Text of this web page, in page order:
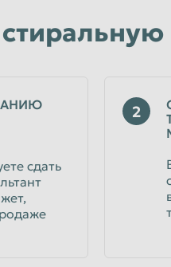
сдать
2